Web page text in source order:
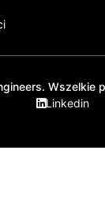
Wszelkie
Linkedin